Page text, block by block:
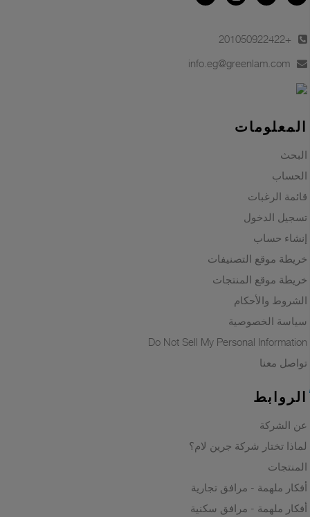
+201050922422
info.eg@greenlam.com
المعلومات
البحث
الحساب
قائمة الرغبات
تسجيل الدخول
إنشاء حساب
خريطة موقع التصنيفات
خريطة موقع المنتجات
الشروط والأحكام
سياسة الخصوصية
Do Not Sell My Personal Information
تواصل معنا
الروابط
عن الشركة
لماذا تختار شركة جرين لام؟
المنتجات
أفكار ملهمة - مرافق تجارية
أفكار ملهمة - مرافق سكنية